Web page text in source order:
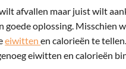
afvallen maar juist wilt
goede oplossing. Misschien
eiwittenen calorieën te
eiwitten en calorieën